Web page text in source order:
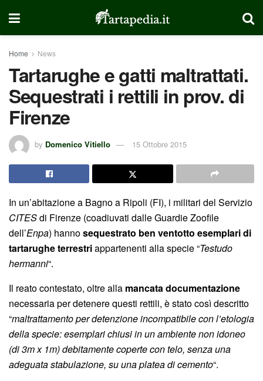
Home News
Tartarughe e gatti maltrattati.
Sequestrati i rettili in prov. di
Firenze
by Domenico Vitiello 15 Ottobre 2015
In un’abitazione a Bagno a Ripoli (FI), i militari del Servizio
CITESdi Firenze (coadiuvati dalle Guardie Zoofile
dell’Enpa) hannosequestrato ben ventotto esemplari di
tartarughe terrestriappartenenti alla specie “Testudo
hermanni“.
Il reato contestato, oltre alla mancata documentazione
necessaria per detenere questi rettili, è stato così descritto
“maltrattamento per detenzione incompatibile con l’etologia
della specie: esemplari chiusi in un ambiente non idoneo
(di 3m x 1m) debitamente coperte con telo, senza una
adeguata stabulazione, su una platea di cemento“.